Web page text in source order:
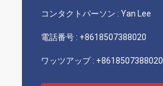
コンタクトパーソン : Yan Lee
電話番号 : +8618507388020
ワッツアップ : +8618507388020